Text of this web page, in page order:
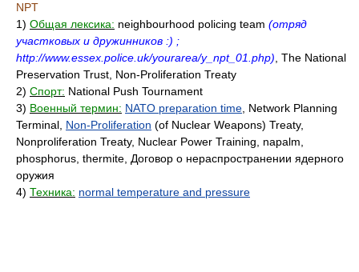
NPT
1) Общая лексика: neighbourhood policing team (отряд
участковых и дружинников :) ;
http://www.essex.police.uk/yourarea/y_npt_01.php) , The National
Preservation Trust, Non-Proliferation Treaty
2) Спорт: National Push Tournament
3) Военный термин: NATO preparation time , Network Planning
Terminal, Non-Proliferation (of Nuclear Weapons) Treaty,
Nonproliferation Treaty, Nuclear Power Training, napalm,
phosphorus, thermite, Договор о нераспространении ядерного
оружия
4) Техника: normal temperature and pressure